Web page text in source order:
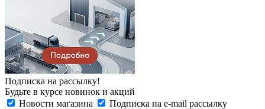
Подписка на рассылку!
Будьте в курсе новинок и акций
Новости магазина
Подписка на e-mail рассылку